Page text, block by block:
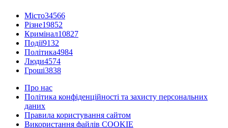
Місто34566
Різне19852
Кримінал10827
Події9132
Політика4984
Люди4574
Гроші3838
Про нас
Політика конфіденційності та захисту персональних
даних
Правила користування сайтом
Використання файлів COOKIE